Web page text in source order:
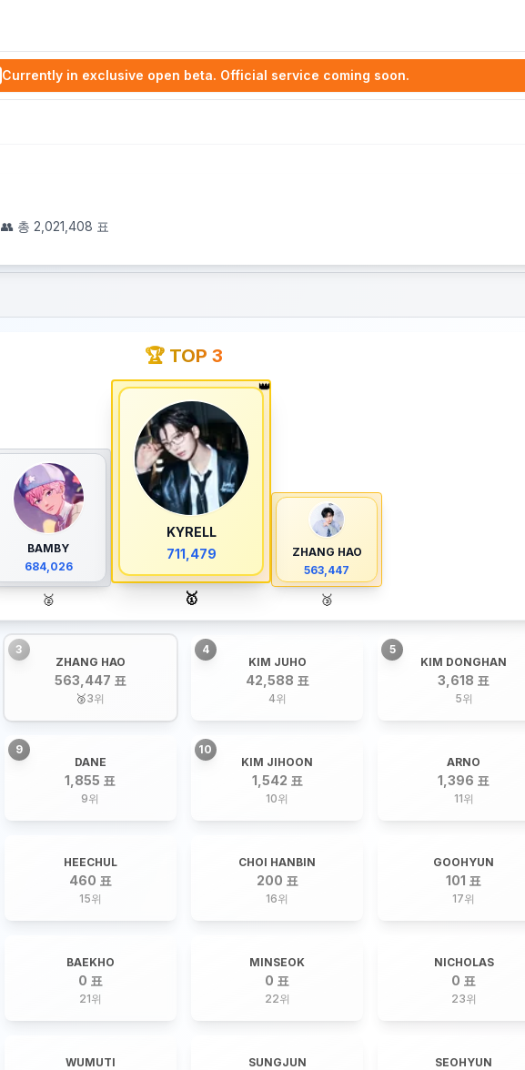
Currently in exclusive open beta. Official service coming soon.
👥 총 2,021,408 표
🏆 TOP 3
BAMBY
684,026
🥈
👑
KYRELL
711,479
🥇
ZHANG HAO
563,447
🥉
3
ZHANG HAO
563,447 표
🥉3위
4
KIM JUHO
42,588 표
4위
5
KIM DONGHAN
3,618 표
5위
9
DANE
1,855 표
9위
10
KIM JIHOON
1,542 표
10위
ARNO
1,396 표
11위
HEECHUL
460 표
15위
CHOI HANBIN
200 표
16위
GOOHYUN
101 표
17위
BAEKHO
0 표
21위
MINSEOK
0 표
22위
NICHOLAS
0 표
23위
WUMUTI SUNGJUN SEOHYUN